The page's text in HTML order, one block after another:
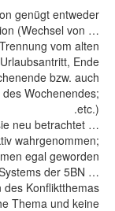
genügt entweder …
(Wechsel von
vom alten
Ende
bzw. auch
Wochenendes;
etc.).
neu betrachtet
wahrgenommen;
egal geworden.
der 5BN
Konfliktthemas
Thema und keine